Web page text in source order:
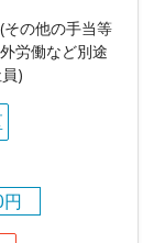
の他の手当等
労働など別途
)